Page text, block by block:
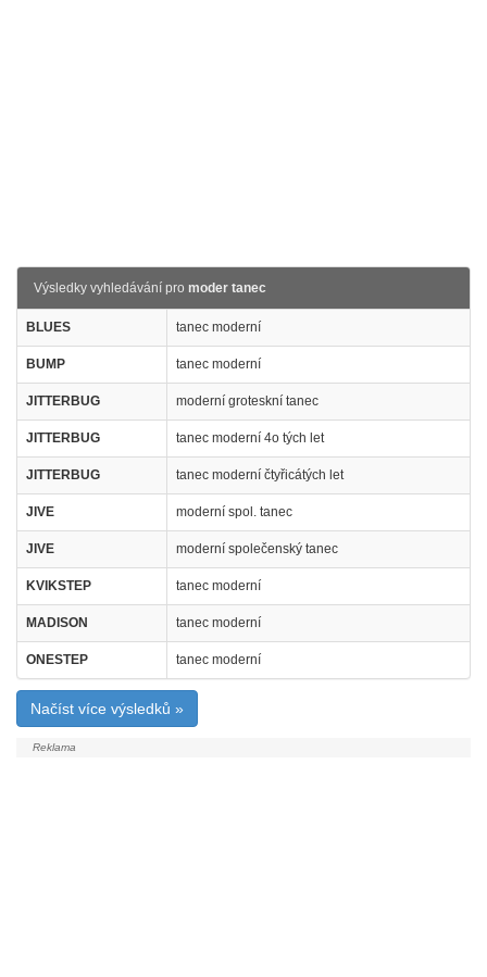
Výsledky vyhledávání pro moder tanec
BLUES tanec moderní
BUMP tanec moderní
JITTERBUG moderní groteskní tanec
JITTERBUG tanec moderní 4o tých let
JITTERBUG tanec moderní čtyřicátých let
JIVE moderní spol. tanec
JIVE moderní společenský tanec
KVIKSTEP tanec moderní
MADISON tanec moderní
ONESTEP tanec moderní
Načíst více výsledků »